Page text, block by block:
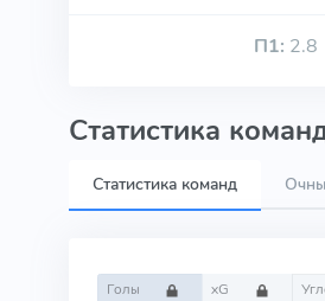
П1: 2.8
Статистика
Статистика команд
Голы xG